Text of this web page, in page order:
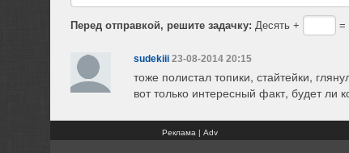
Перед отправкой, решите задачку: Десять + =
sudekiii 23-08-2014 20:15
тоже полистал топики, стайтейки,
вот только интересный факт, будет ли
Реклама | Adv